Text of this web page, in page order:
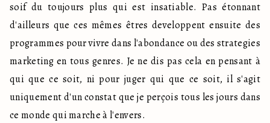
soif du toujours plus qui est insatiable. Pas étonnant
d'ailleurs que ces mêmes êtres developpent ensuite des
programmes pour vivre dans l'abondance ou des strategies
marketing en tous genres. Je ne dis pas cela en pensant à
qui que ce soit, ni pour juger qui que ce soit, il s'agit
uniquement d'un constat que je perçois tous les jours dans
ce monde qui marche à l'envers.